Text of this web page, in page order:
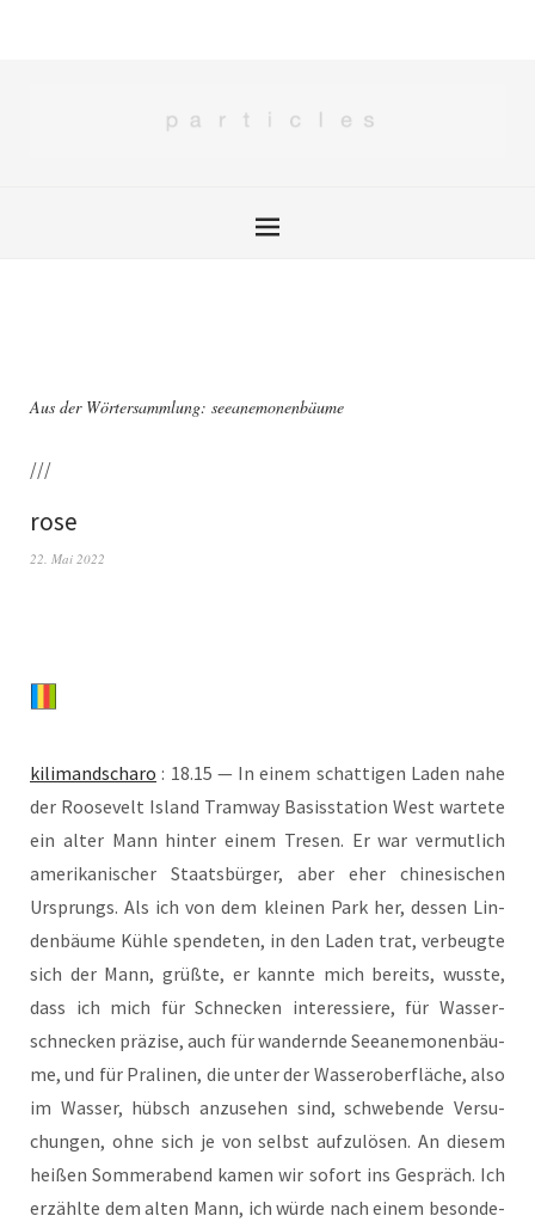
Aus der Wörtersammlung: seeanemonenbäume
///
rose
22. Mai 2022
kili­man­dscha­ro : 18.15 — In einem schat­ti­gen Laden nahe
der Roo­se­velt Island Tram­way Basis­sta­ti­on West war­te­te
ein alter Mann hin­ter einem Tre­sen. Er war ver­mut­lich
ame­ri­ka­ni­scher Staats­bür­ger, aber eher chi­ne­si­schen
Ursprungs. Als ich von dem klei­nen Park her, des­sen Lin­
den­bäu­me Küh­le spen­de­ten, in den Laden trat, ver­beug­te
sich der Mann, grüß­te, er kann­te mich bereits, wuss­te,
dass ich mich für Schne­cken inter­es­sie­re, für Was­ser­
schne­cken prä­zi­se, auch für wan­dern­de See­ane­mo­nen­bäu­
me, und für Pra­li­nen, die unter der Was­ser­ober­flä­che, also
im Was­ser, hübsch anzu­se­hen sind, schwe­ben­de Ver­su­
chun­gen, ohne sich je von selbst auf­zu­lö­sen. An die­sem
hei­ßen Som­mer­abend kamen wir sofort ins Gespräch. Ich
erzähl­te dem alten Mann, ich wür­de nach einem beson­de­